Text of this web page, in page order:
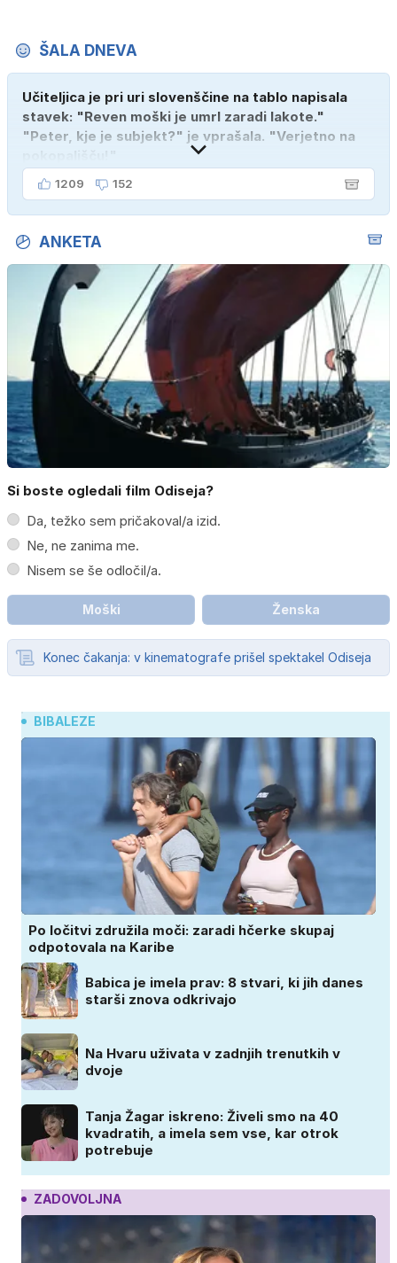
ŠALA DNEVA
Učiteljica je pri uri slovenščine na tablo napisala
stavek: "Reven moški je umrl zaradi lakote."
"Peter, kje je subjekt?" je vprašala. "Verjetno na
1209 152
ANKETA
Si boste ogledali film Odiseja?
Da, težko sem pričakoval/a izid.
Ne, ne zanima me.
Nisem se še odločil/a.
Moški Ženska
Konec čakanja: v kinematografe prišel spektakel Odiseja
BIBALEZE
Po ločitvi združila moči: zaradi hčerke skupaj
odpotovala na Karibe
Babica je imela prav: 8 stvari, ki jih danes
starši znova odkrivajo
Na Hvaru uživata v zadnjih trenutkih v
dvoje
Tanja Žagar iskreno: Živeli smo na 40
kvadratih, a imela sem vse, kar otrok
potrebuje
ZADOVOLJNA